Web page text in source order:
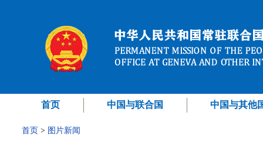
首页 中国与联合国 中国与其他
首页 > 图片新闻